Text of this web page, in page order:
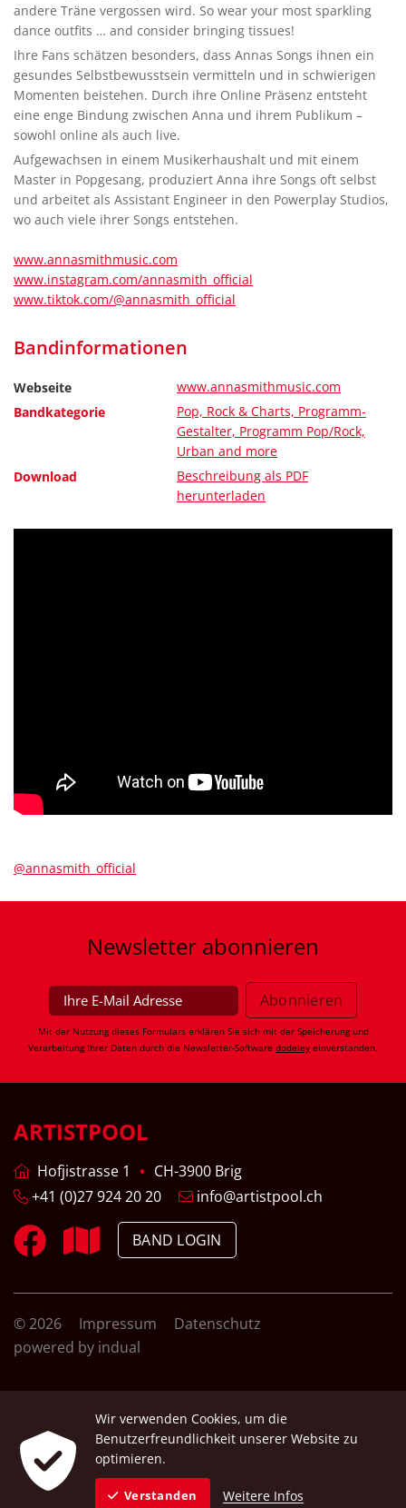
andere Träne vergossen wird. So wear your most sparkling
dance outfits … and consider bringing tissues!
Ihre Fans schätzen besonders, dass Annas Songs ihnen ein
gesundes Selbstbewusstsein vermitteln und in schwierigen
Momenten beistehen. Durch ihre Online Präsenz entsteht
eine enge Bindung zwischen Anna und ihrem Publikum –
sowohl online als auch live.
Aufgewachsen in einem Musikerhaushalt und mit einem
Master in Popgesang, produziert Anna ihre Songs oft selbst
und arbeitet als Assistant Engineer in den Powerplay Studios,
wo auch viele ihrer Songs entstehen.
www.annasmithmusic.com
www.instagram.com/annasmith_official
www.tiktok.com/@annasmith_official
Bandinformationen
Webseite
www.annasmithmusic.com
Bandkategorie
Pop, Rock & Charts, Programm-
Gestalter, Programm Pop/Rock,
Urban and more
Download
Beschreibung als PDF
herunterladen
@annasmith_official
Newsletter abonnieren
Mit der Nutzung dieses Formulars erklären Sie sich mit der Speicherung und
Verarbeitung Ihrer Daten durch die Newsletter-Software dodeley einverstanden.
ARTISTPOOL
Hofjistrasse 1
CH-3900 Brig
+41 (0)27 924 20 20
info@artistpool.ch
BAND LOGIN
© 2026 Impressum
Datenschutz
powered by indual
Wir verwenden Cookies, um die
Benutzerfreundlichkeit unserer Website zu
optimieren.
Verstanden Weitere Infos